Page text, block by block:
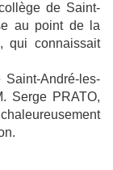
de Saint-
au point de la
qui connaissait
André-les-
Serge PRATO,